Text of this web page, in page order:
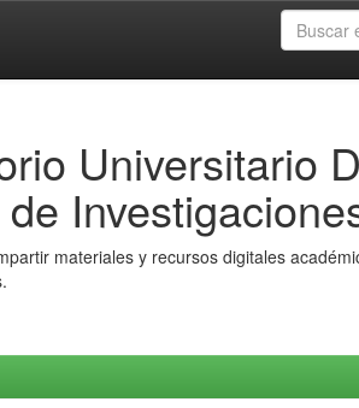
Universitario
materiales y recursos digitales